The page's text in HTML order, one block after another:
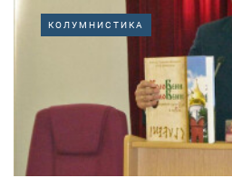
КОЛУМНИСТИКА